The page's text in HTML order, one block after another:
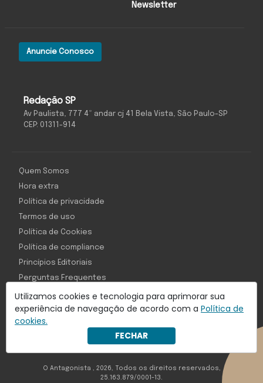
Utilizamos cookies e tecnologia para aprimorar sua
experiência de navegação de acordo com a Política de
cookies.
FECHAR
Redação SP
Av Paulista, 777 4º andar cj 41 Bela Vista, São Paulo-SP
CEP: 01311-914
Anuncie Conosco
Newsletter
Com inteligência e tecnologia:
Object1ve - Marketing Solution
Quem Somos
Hora extra
Política de privacidade
Termos de uso
Política de Cookies
Política de compliance
Princípios Editoriais
Perguntas Frequentes
O Antagonista , 2026, Todos os direitos reservados,
25.163.879/0001-13.